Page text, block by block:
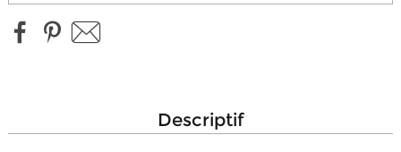
descriptif